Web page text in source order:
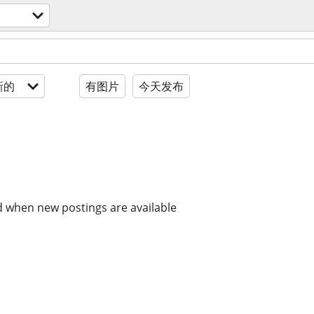
的 有图片 今天发布
new postings are available